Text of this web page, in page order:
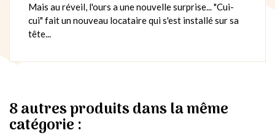
Mais au réveil, l'ours a une nouvelle surprise... "Cui-
cui" fait un nouveau locataire qui s'est installé sur sa
tête...
8 autres produits dans la même
catégorie :